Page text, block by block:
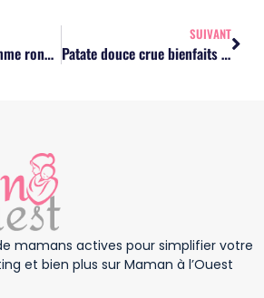
Cuissarde pour femme ronde : les 8 critères pour choisir la bonne paire
SUIVANT
Patate douce crue bienfaits : la consommer aide-t-elle la glycémie et la digestion ?
mamans actives pour simplifier votre
et bien plus sur Maman à l’Ouest